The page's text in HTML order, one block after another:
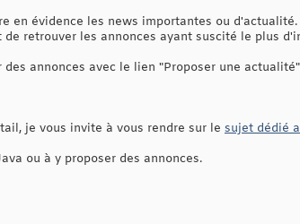
en évidence les news importantes ou d'actualité.
retrouver les annonces ayant suscité le plus
annonces avec le lien "Proposer une
je vous invite à vous rendre sur le sujet dédié
ou à y proposer des annonces.